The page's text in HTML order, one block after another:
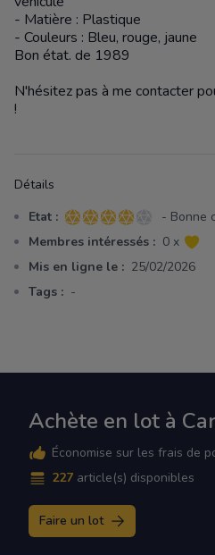
- Matière : Plastique
- Couleurs : Bleu, rouge, jaune
Bon état. de 1989
N'hésitez pas à me contacter
!
Détails
Etat : 4 sur 5 étoiles
- Bonne
Membres intéressés : 0 x
Mis en ligne le : 25/02/2026
Tags : -
Achète en lot à
Économise sur les frais de
227 article(s) disponibles
Faire un lot